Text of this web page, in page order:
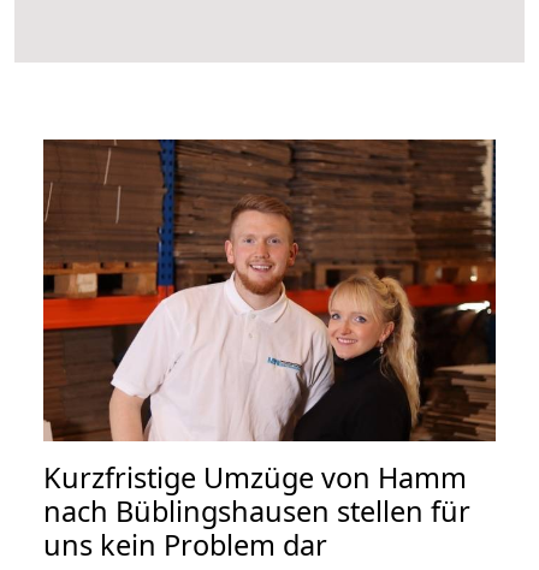
Kurzfristige Umzüge von Hamm
nach Büblingshausen stellen für
uns kein Problem dar